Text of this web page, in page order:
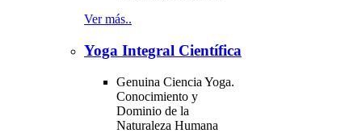
Ver más..
Yoga Integral Científica
Genuina Ciencia Yoga.
Conocimiento y
Dominio de la
Naturaleza Humana